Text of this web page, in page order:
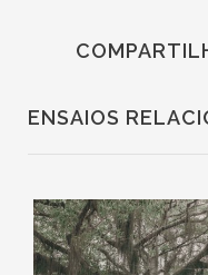
ENSAIOS